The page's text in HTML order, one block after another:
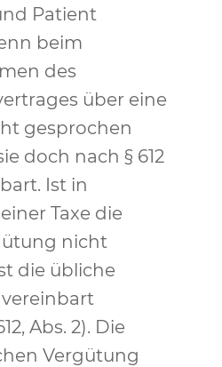
Patient
beim
des
über eine
gesprochen
doch nach § 612
Ist in
Taxe die
nicht
die übliche
Abs. 2). Die
Vergütung